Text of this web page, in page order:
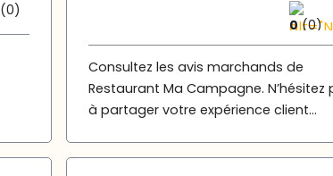
(0)
0 (0)
Consultez les avis marchands de
Restaurant Ma Campagne. N’hésitez
à partager votre expérience client...